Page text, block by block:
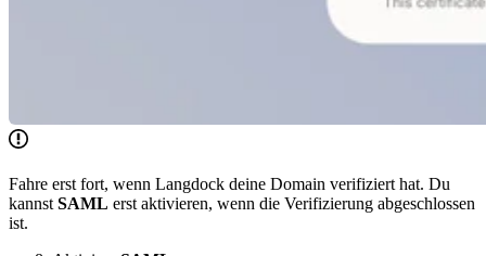
Fahre erst fort, wenn Langdock deine Domain verifiziert hat. Du
kannst SAML erst aktivieren, wenn die Verifizierung abgeschlossen
ist.